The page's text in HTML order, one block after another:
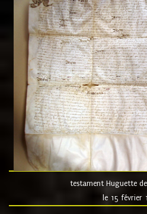
testament Huguette de
le 15 février